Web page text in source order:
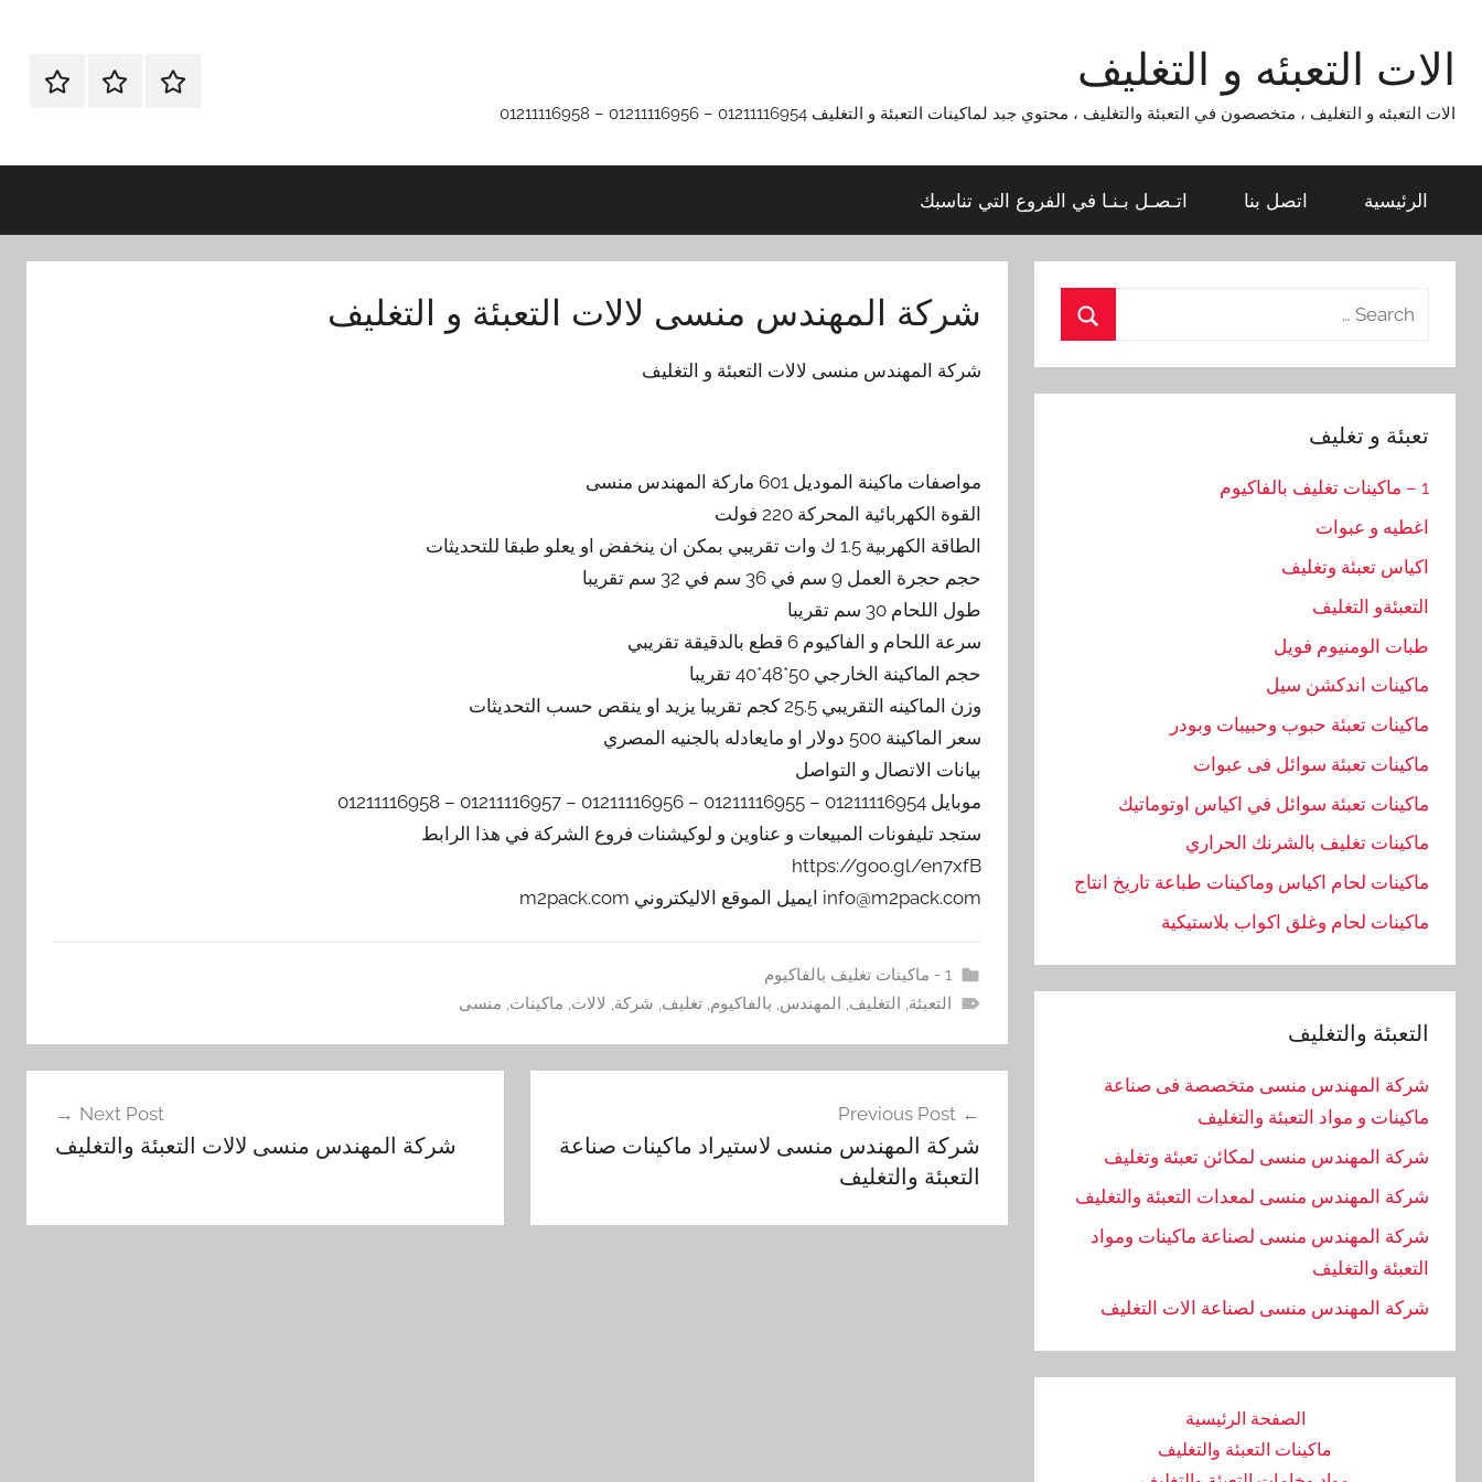
contentالات التعبئه و التغليف
الات التعبئه و التغليف ، متخصصون في التعبئة والتغليف ، محتوي جبد لماكينات التعبئة و التغليف 01211116954 – 01211116956 – 01211116958
الرئيسيةاتصل
اتـصـل
تناسبك
الرئيسية اتصل بنا اتـصـل بـنـا في الفروع التي تناسبك
شركة المهندس منسى لالات التعبئة و التغليف
شركة المهندس منسى لالات التعبئة و التغليف
مواصفات ماكينة الموديل 601 ماركة المهندس منسى
القوة الكهربائية المحركة 220 فولت
الطاقة الكهربية 1.5 ك وات تقريبي بمكن ان ينخفض او يعلو طبقا للتحديثات
حجم حجرة العمل 9 سم في 36 سم في 32 سم تقريبا
طول اللحام 30 سم تقريبا
سرعة اللحام و الفاكيوم 6 قطع بالدقيقة تقريبي
حجم الماكينة الخارجي 50*48*40 تقريبا
وزن الماكينه التقريبي 25.5 كجم تقريبا يزيد او ينقص حسب التحديثات
سعر الماكينة 500 دولار او مايعادله بالجنيه المصري
بيانات الاتصال و التواصل
موبايل 01211116954 – 01211116955 – 01211116956 – 01211116957 – 01211116958
ستجد تليفونات المبيعات و عناوين و لوكيشنات فروع الشركة في هذا الرابط
https://goo.gl/en7xfB
info@m2pack.com ايميل الموقع الاليكتروني m2pack.com
1 - ماكينات تغليف بالفاكيوم
التعبئة التغليف المهندس بالفاكيوم ,تغليف شركة لالات ماكينات منسى
المقالات
Previous Post
شركة المهندس منسى لاستيراد ماكينات صناعة
التعبئة والتغليف
Next Post
شركة المهندس منسى لالات التعبئة والتغليف
Search
تعبئة و تغليف
1 – ماكينات تغليف بالفاكيوم
اغطيه و عبوات
اكياس تعبئة وتغليف
التعبئةو التغليف
طبات الومنيوم فويل
ماكينات اندكشن سيل
ماكينات تعبئة حبوب وحبيبات وبودر
ماكينات تعبئة سوائل فى عبوات
ماكينات تعبئة سوائل في اكياس اوتوماتيك
ماكينات تغليف بالشرنك الحراري
ماكينات لحام اكياس وماكينات طباعة تاريخ انتاج
ماكينات لحام وغلق اكواب بلاستيكية
التعبئة والتغليف
شركة المهندس منسى متخصصة فى صناعة
ماكينات و مواد التعبئة والتغليف
شركة المهندس منسى لمكائن تعبئة وتغليف
شركة المهندس منسى لمعدات التعبئة والتغليف
شركة المهندس منسى لصناعة ماكينات ومواد
التعبئة والتغليف
‏شركة المهندس منسى لصناعة الات التغليف
الصفحة الرئيسية
ماكينات التعبئة والتغليف